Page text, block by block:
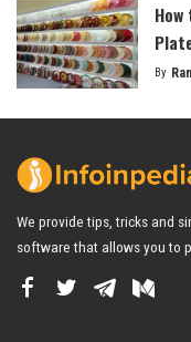
By
We provide tips, tricks and
software that allows you to